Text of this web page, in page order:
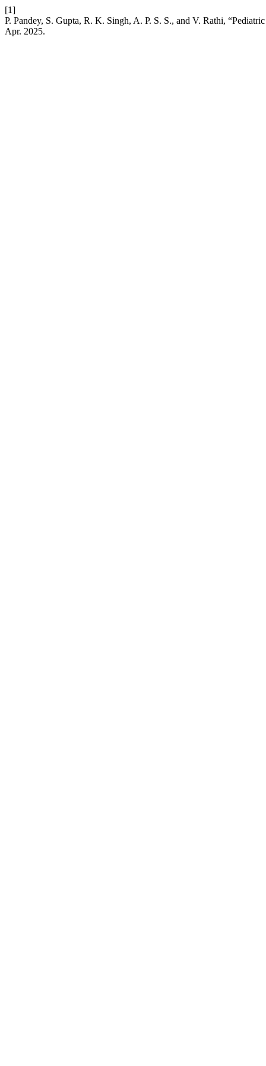
[1]
P. Pandey, S. Gupta, R. K. Singh, A. P. S. S., and V. Rathi,
Apr. 2025.